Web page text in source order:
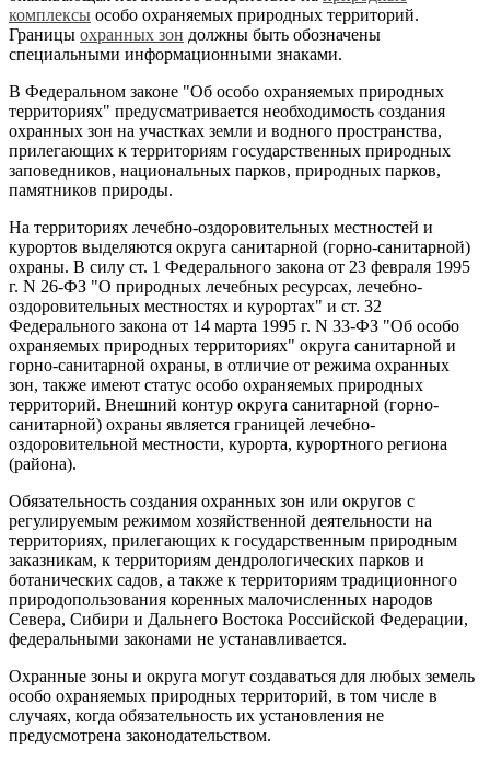
комплексы особо охраняемых природных территорий.
Границы охранных зон должны быть обозначены
специальными информационными знаками.
В Федеральном законе "Об особо охраняемых природных
территориях" предусматривается необходимость создания
охранных зон на участках земли и водного пространства,
прилегающих к территориям государственных природных
заповедников, национальных парков, природных парков,
памятников природы.
На территориях лечебно-оздоровительных местностей и
курортов выделяются округа санитарной (горно-санитарной)
охраны. В силу ст. 1 Федерального закона от 23 февраля 1995
г. N 26-ФЗ "О природных лечебных ресурсах, лечебно-
оздоровительных местностях и курортах" и ст. 32
Федерального закона от 14 марта 1995 г. N 33-ФЗ "Об особо
охраняемых природных территориях" округа санитарной и
горно-санитарной охраны, в отличие от режима охранных
зон, также имеют статус особо охраняемых природных
территорий. Внешний контур округа санитарной (горно-
санитарной) охраны является границей лечебно-
оздоровительной местности, курорта, курортного региона
(района).
Обязательность создания охранных зон или округов с
регулируемым режимом хозяйственной деятельности на
территориях, прилегающих к государственным природным
заказникам, к территориям дендрологических парков и
ботанических садов, а также к территориям традиционного
природопользования коренных малочисленных народов
Севера, Сибири и Дальнего Востока Российской Федерации,
федеральными законами не устанавливается.
Охранные зоны и округа могут создаваться для любых земель
особо охраняемых природных территорий, в том числе в
случаях, когда обязательность их установления не
предусмотрена законодательством.